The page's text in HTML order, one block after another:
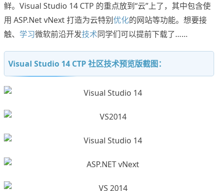
鲜。Visual Studio 14 CTP 的重点放到“云”上了，其中包含使
用 ASP.Net vNext 打造为云特别优化的网站等功能。想要接
触、 学习微软前沿开发技术同学们可以提前下载了……
Visual Studio 14 CTP 社区技术预览版截图：